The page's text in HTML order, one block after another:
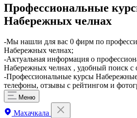
Профессиональные
Набережных челнах
-Мы нашли для вас 0 фирм по
Набережных челнах;
-Актуальная информация о
Набережных челнах , удобный поиск с
-Профессиональные курсы
телефоны, отзывы с рейтингом и
Меню
Махачкала